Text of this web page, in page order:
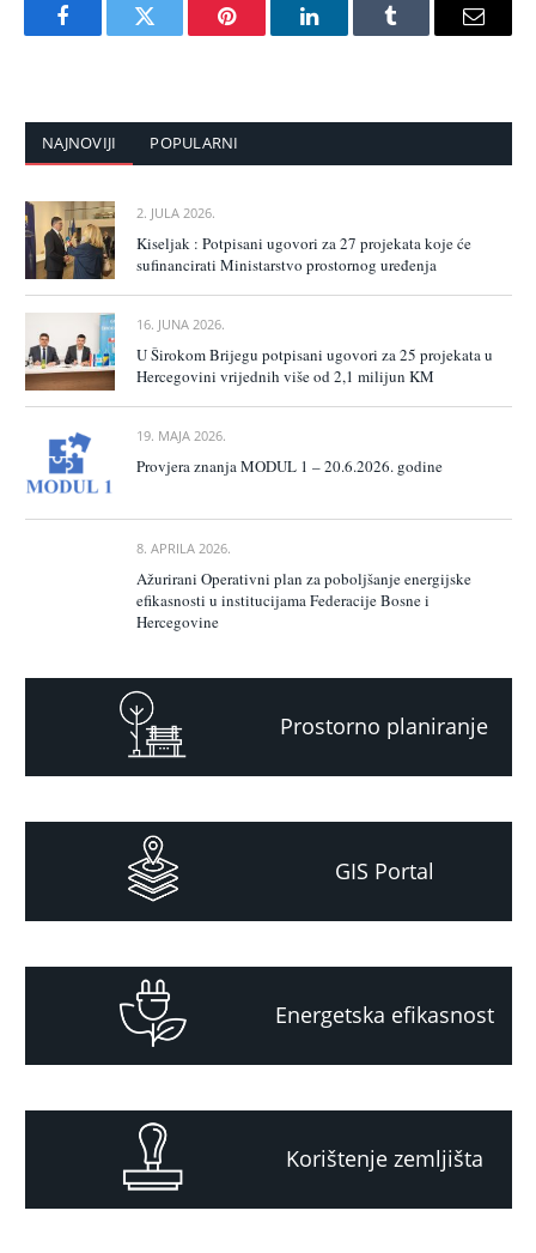
FacebookTwitter Pinterest LinkedInTumblr Email
NAJNOVIJI POPULARNI
2. JULA 2026.
Kiseljak : Potpisani ugovori za 27 projekata koje će
sufinancirati Ministarstvo prostornog uređenja
16. JUNA 2026.
U Širokom Brijegu potpisani ugovori za 25 projekata u
Hercegovini vrijednih više od 2,1 milijun KM
19. MAJA 2026.
Provjera znanja MODUL 1 – 20.6.2026. godine
8. APRILA 2026.
Ažurirani Operativni plan za poboljšanje energijske
efikasnosti u institucijama Federacije Bosne i
Hercegovine
Prostorno planiranje
GIS Portal
Energetska efikasnost
Korištenje zemljišta